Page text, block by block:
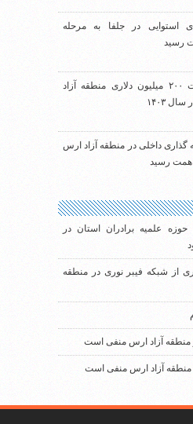
استوایی در جلفا به مرحله
رسید
صادرات ۲۰۰ میلیون دلاری منطقه آزاد
۱۴۰۳
گذاری داخلی در منطقه آزاد ارس
حوزه علمیه برادران استان در
از شبکه فیبر نوری در منطقه
منطقه آزاد ارس منفی است
منطقه آزاد ارس منفی است